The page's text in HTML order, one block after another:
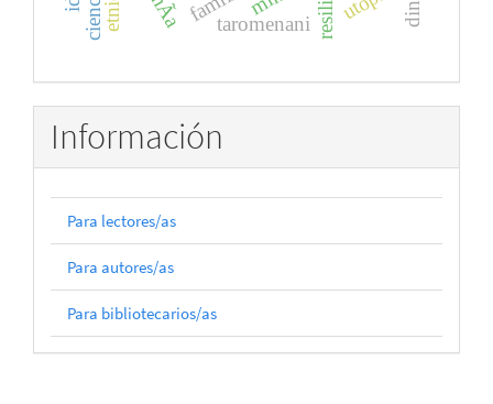
taromenani
Información
Para lectores/as
Para autores/as
Para bibliotecarios/as